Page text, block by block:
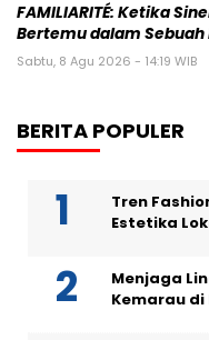
FAMILIARITÉ: Ketika
Bertemu dalam Sebuah
Sabtu, 8 Agu 2026 - 14:19 WIB
BERITA POPULER
Tren
Estetika
Menjaga
Kemarau